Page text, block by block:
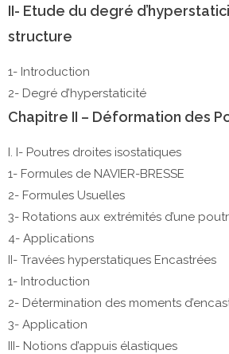
II- Etude du degré
structure
1- Introduction
2- Degré d’hyperstaticité
Chapitre II – Déformation des
I. I- Poutres droites isostatiques
1- Formules de NAVIER-BRESSE
2- Formules Usuelles
3- Rotations aux extrémités d’une
4- Applications
II- Travées hyperstatiques Encastrées
1- Introduction
2- Détermination des moments
3- Application
III- Notions d’appuis élastiques